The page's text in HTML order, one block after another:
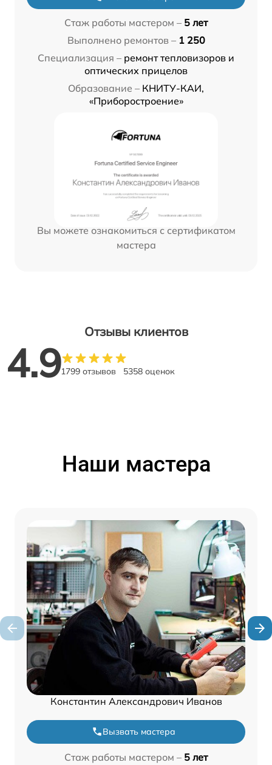
Стаж работы мастером – 5 лет
Выполнено ремонтов – 1 250
Специализация – ремонт тепловизоров и
оптических прицелов
Образование – КНИТУ-КАИ,
«Приборостроение»
Вы можете ознакомиться с сертификатом
мастера
Отзывы клиентов
4.91799 отзывов 5358 оценок
Наши мастера
Константин Александрович Иванов
Вызвать мастера
Стаж работы мастером – 5 лет